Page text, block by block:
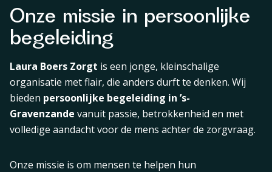
Onze missie in persoonlijke
begeleiding
Laura Boers Zorgt is een jonge, kleinschalige
organisatie met flair, die anders durft te denken. Wij
bieden persoonlijke begeleiding in ’s-
Gravenzandevanuit passie, betrokkenheid en met
volledige aandacht voor de mens achter de zorgvraag.
Onze missie is om mensen te helpen hun